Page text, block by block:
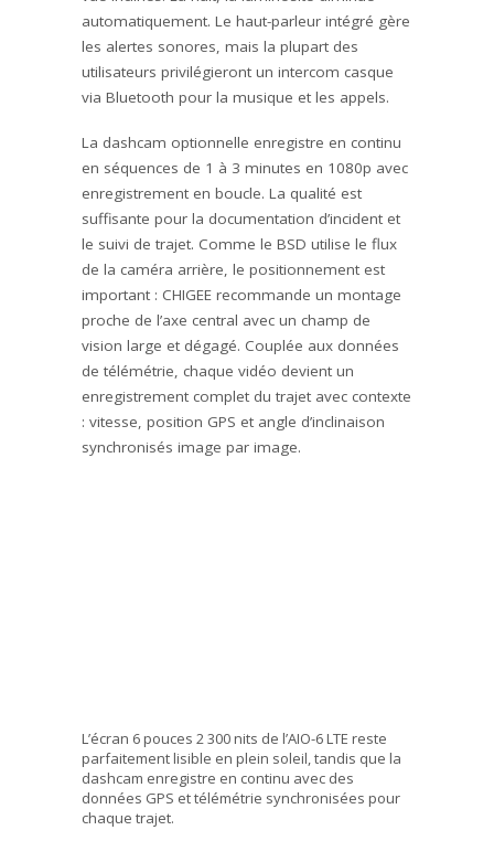
automatiquement. Le haut-parleur intégré gère
les alertes sonores, mais la plupart des
utilisateurs privilégieront un intercom casque
via Bluetooth pour la musique et les appels.
La dashcam optionnelle enregistre en continu
en séquences de 1 à 3 minutes en 1080p avec
enregistrement en boucle. La qualité est
suffisante pour la documentation d’incident et
le suivi de trajet. Comme le BSD utilise le flux
de la caméra arrière, le positionnement est
important : CHIGEE recommande un montage
proche de l’axe central avec un champ de
vision large et dégagé. Couplée aux données
de télémétrie, chaque vidéo devient un
enregistrement complet du trajet avec contexte
: vitesse, position GPS et angle d’inclinaison
synchronisés image par image.
L’écran 6 pouces 2 300 nits de l’AIO-6 LTE reste
parfaitement lisible en plein soleil, tandis que la
dashcam enregistre en continu avec des
données GPS et télémétrie synchronisées pour
chaque trajet.